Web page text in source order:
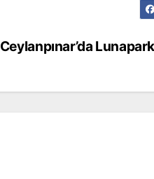
Ceylanpınar’da